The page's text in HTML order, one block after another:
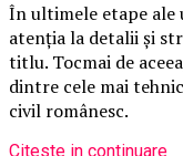
În ultimele etape ale
atenția la detalii și
titlu. Tocmai de
dintre cele mai
civil românesc.
Citeste in continuare